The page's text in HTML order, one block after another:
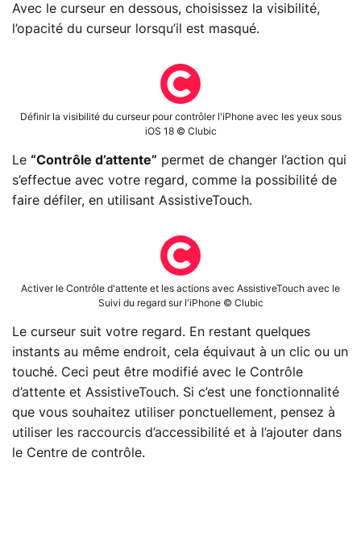
Avec le curseur en dessous, choisissez la visibilité,
l’opacité du curseur lorsqu’il est masqué.
Définir la visibilité du curseur pour contrôler l'iPhone avec les yeux sous
iOS 18 © Clubic
Le “Contrôle d’attente” permet de changer l’action qui
s’effectue avec votre regard, comme la possibilité de
faire défiler, en utilisant AssistiveTouch.
Activer le Contrôle d'attente et les actions avec AssistiveTouch avec le
Suivi du regard sur l'iPhone © Clubic
Le curseur suit votre regard. En restant quelques
instants au même endroit, cela équivaut à un clic ou un
touché. Ceci peut être modifié avec le Contrôle
d’attente et AssistiveTouch. Si c’est une fonctionnalité
que vous souhaitez utiliser ponctuellement, pensez à
utiliser les raccourcis d’accessibilité et à l’ajouter dans
le Centre de contrôle.